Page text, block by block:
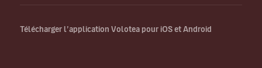
Télécharger l’application Volotea pour iOS et Android